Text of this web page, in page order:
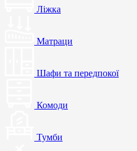
Ліжка
Матраци
Шафи та передпокої
Комоди
Тумби